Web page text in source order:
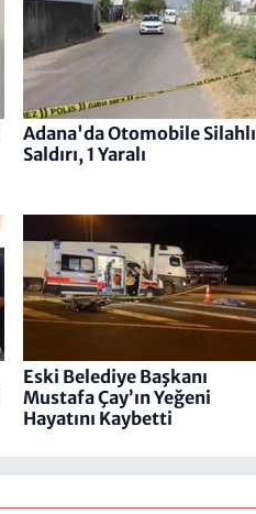
Adana'da Otomobile Silahlı
Saldırı, 1 Yaralı
Eski Belediye Başkanı
Mustafa Çay’ın Yeğeni
Hayatını Kaybetti